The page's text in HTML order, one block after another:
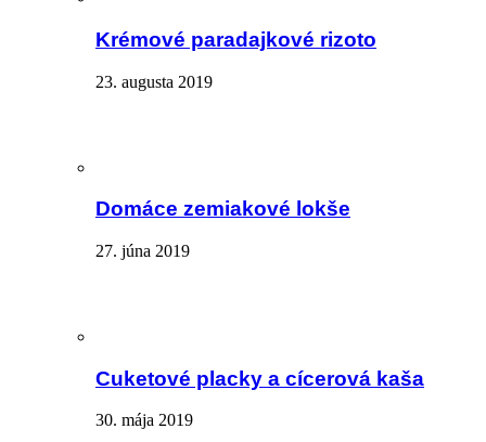
Krémové paradajkové rizoto
23. augusta 2019
Domáce zemiakové lokše
27. júna 2019
Cuketové placky a cícerová kaša
30. mája 2019